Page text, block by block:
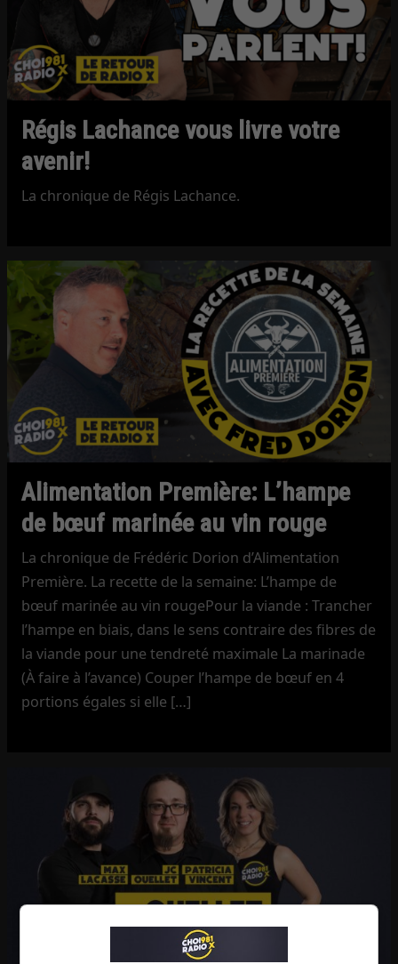
Régis Lachance vous livre votre
avenir!
La chronique de Régis Lachance.
Alimentation Première: L’hampe
de bœuf marinée au vin rouge
La chronique de Frédéric Dorion d’Alimentation
Première. La recette de la semaine: L’hampe de
bœuf marinée au vin rougePour la viande : Trancher
l’hampe en biais, dans le sens contraire des fibres de
la viande pour une tendreté maximale La marinade
(À faire à l’avance) Couper l’hampe de bœuf en 4
portions égales si elle […]